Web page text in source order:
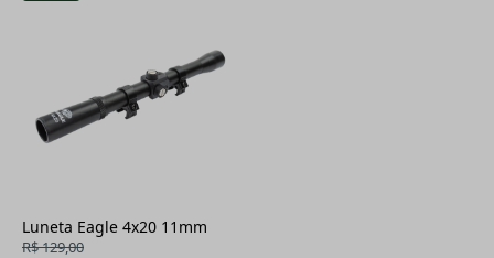
Luneta Eagle 4x20 11mm
R$ 129,00